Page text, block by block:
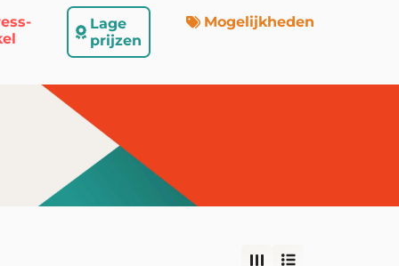
Lage
prijzen
Mogelijkheden